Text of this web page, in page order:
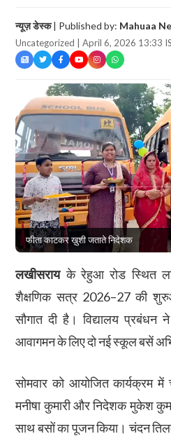
न्यूज़ डेस्क| Published by: Mahuaa
Uncategorized | April 6, 2026 13:33
फीता काटकर ख़ुशी जताते निदेशक
लखीसरायके रेहुआ रोड स्थित
शैक्षणिक सत्र 2026–27 की
सौगात दी है। विद्यालय
आवागमन के लिए दो नई स्कूल बसें
सोमवार को आयोजित कार्यक्रम में
मनीषा कुमारी और निदेशक मुकेश
साथ बसों का पूजन किया। चंदन